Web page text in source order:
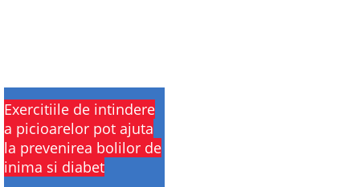
Exercitiile de intindere
a picioarelor pot ajuta
la prevenirea bolilor de
inima si diabet